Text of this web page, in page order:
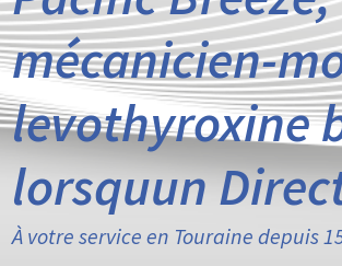
mécanicien-
levothyroxine
lorsquun
À votre service en Touraine depuis